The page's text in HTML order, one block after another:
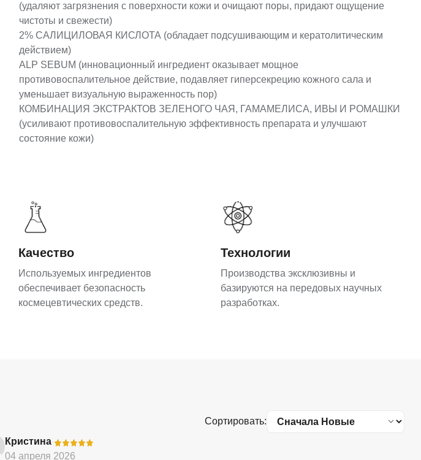
(удаляют загрязнения с поверхности кожи и очищают поры, придают ощущение
чистоты и свежести)
2% САЛИЦИЛОВАЯ КИСЛОТА (обладает подсушивающим и кератолитическим
действием)
ALP SEBUM (инновационный ингредиент оказывает мощное
противовоспалительное действие, подавляет гиперсекрецию кожного сала и
уменьшает визуальную выраженность пор)
КОМБИНАЦИЯ ЭКСТРАКТОВ ЗЕЛЕНОГО ЧАЯ, ГАМАМЕЛИСА, ИВЫ И РОМАШКИ
(усиливают противовоспалительную эффективность препарата и улучшают
состояние кожи)
Качество
Используемых ингредиентов
обеспечивает безопасность
космецевтических средств.
Технологии
Производства эксклюзивны и
базируются на передовых научных
разработках.
Сортировать:
Кристина-
04 апреля 2026